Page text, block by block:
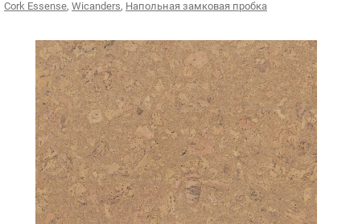
Cork Essense, Wicanders, Напольная замковая пробка